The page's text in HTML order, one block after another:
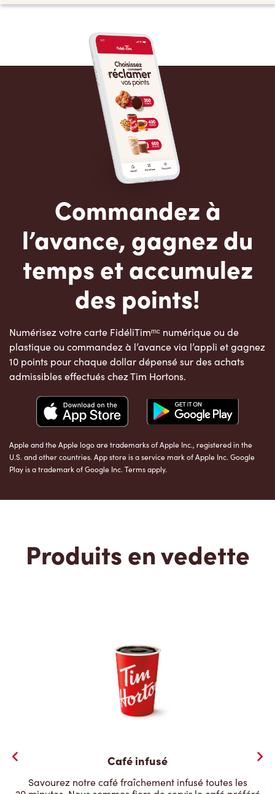
Commandez à
l’avance, gagnez du
temps et accumulez
des points!
Numérisez votre carte FidéliTimᵐᶜ numérique ou de
plastique ou commandez à l’avance via l’appli et gagnez
10 points pour chaque dollar dépensé sur des achats
admissibles effectués chez Tim Hortons.
Apple and the Apple logo are trademarks of Apple Inc., registered in the
U.S. and other countries. App store is a service mark of Apple Inc. Google
Play is a trademark of Google Inc. Terms apply.
Produits en vedette
Café infusé
Savourez notre café fraîchement infusé toutes les